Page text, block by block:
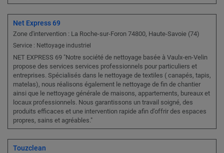
Net Express 69
Zone d'intervention : La Roche-sur-Foron 74800, Haute-Savoie (74)
Service : Nettoyage industriel
NET EXPRESS 69 "Notre société de nettoyage basée à Vaulx-en-Velin
propose des services services professionnels pour particuliers et
entreprises. Spécialisés dans le nettoyage de textiles ( canapés, tapis,
matelas), nous réalisons également le nettoyage de fin de chantier
ainsi que le nettoyage générale de maisons, appartements, bureaux et
locaux professionnels. Nous garantissons un travail soigné, des
produits efficaces et une intervention rapide afin d’offrir des espaces
propres, sains et agréables."
Touzclean